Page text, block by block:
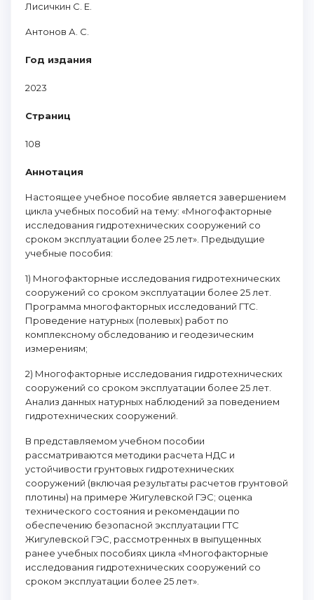
Лисичкин С. Е.
Антонов А. С.
Год издания
2023
Страниц
108
Аннотация
Настоящее учебное пособие является завершением
цикла учебных пособий на тему: «Многофакторные
исследования гидротехнических сооружений со
сроком эксплуатации более 25 лет». Предыдущие
учебные пособия:
1) Многофакторные исследования гидротехнических
сооружений со сроком эксплуатации более 25 лет.
Программа многофакторных исследований ГТС.
Проведение натурных (полевых) работ по
комплексному обследованию и геодезическим
измерениям;
2) Многофакторные исследования гидротехнических
сооружений со сроком эксплуатации более 25 лет.
Анализ данных натурных наблюдений за поведением
гидротехнических сооружений.
В представляемом учебном пособии
рассматриваются методики расчета НДС и
устойчивости грунтовых гидротехнических
сооружений (включая результаты расчетов грунтовой
плотины) на примере Жигулевской ГЭС; оценка
технического состояния и рекомендации по
обеспечению безопасной эксплуатации ГТС
Жигулевской ГЭС, рассмотренных в выпущенных
ранее учебных пособиях цикла «Многофакторные
исследования гидротехнических сооружений со
сроком эксплуатации более 25 лет».